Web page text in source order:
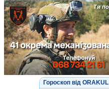
Гороскоп від ORAKUL